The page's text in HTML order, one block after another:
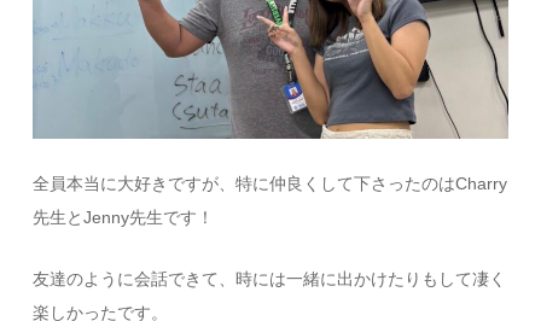
全員本当に大好きですが、特に仲良くして下さったのはCharry
先生とJenny先生です！
友達のように会話できて、時には一緒に出かけたりもして凄く
楽しかったです。